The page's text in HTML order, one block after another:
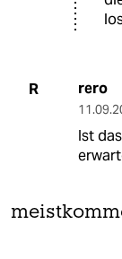
R rero
Ist